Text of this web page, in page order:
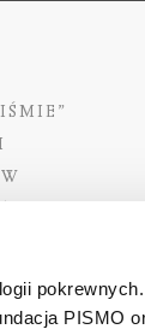
pokrewnych.
PISMO